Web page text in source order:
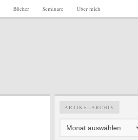
Bücher Seminare Über mich
ARTIKELARCHIV